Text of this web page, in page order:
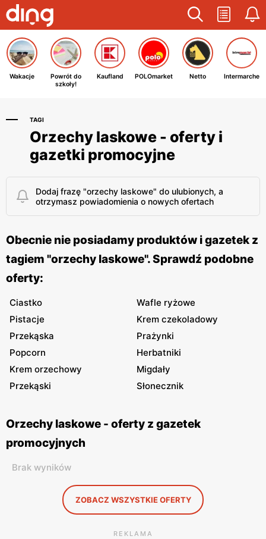
Wakacje
Powrót do
szkoły!
Kaufland POLOmarket Netto Intermarche
TAGI
Orzechy laskowe - oferty i
gazetki promocyjne
Dodaj frazę "orzechy laskowe" do ulubionych, a
otrzymasz powiadomienia o nowych ofertach
Obecnie nie posiadamy produktów i gazetek z
tagiem "orzechy laskowe". Sprawdź podobne
oferty:
Ciastko
Wafle ryżowe
Pistacje
Krem czekoladowy
Przekąska
Prażynki
Popcorn
Herbatniki
Krem orzechowy
Migdały
Przekąski
Słonecznik
Orzechy laskowe - oferty z gazetek
promocyjnych
Brak wyników
ZOBACZ WSZYSTKIE OFERTY
REKLAMA